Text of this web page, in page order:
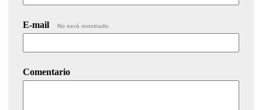
E-mail No será mostrado.
Comentario